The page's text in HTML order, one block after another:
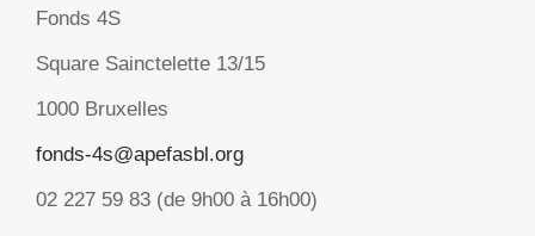
Fonds 4S
Square Sainctelette 13/15
1000 Bruxelles
fonds-4s@apefasbl.org
02 227 59 83 (de 9h00 à 16h00)